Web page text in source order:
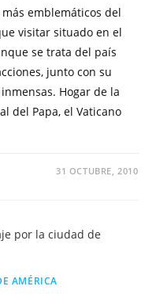
emblemáticos del
visitar situado en el
se trata del país
junto con su
Hogar de la
del Papa, el Vaticano
31 OCTUBRE, 2010
AMÉRICA